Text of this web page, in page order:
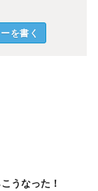
を書く
うなった！